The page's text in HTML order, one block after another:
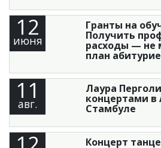
12
июня
Гранты на
Получить
расходы — не
план
11
авг.
Лаура
концертами в
Стамбуле
Концерт